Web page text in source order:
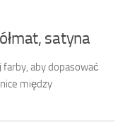
satyna
farby, aby dopasować
między